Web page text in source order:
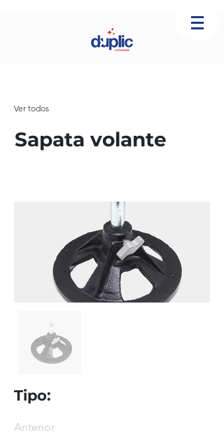
Ver todos
Sapata volante
Tipo:
Anterior